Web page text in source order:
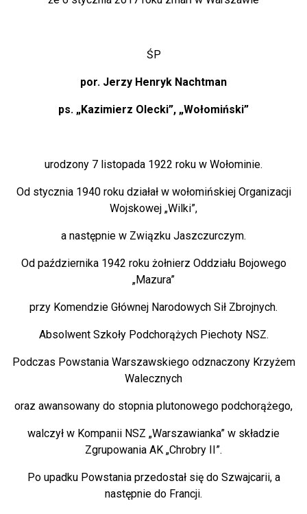
ŚP
por. Jerzy Henryk Nachtman
ps. „Kazimierz Olecki”, „Wołomiński”
urodzony 7 listopada 1922 roku w Wołominie.
Od stycznia 1940 roku działał w wołomińskiej Organizacji
Wojskowej „Wilki”,
a następnie w Związku Jaszczurczym.
Od października 1942 roku żołnierz Oddziału Bojowego
„Mazura”
przy Komendzie Głównej Narodowych Sił Zbrojnych.
Absolwent Szkoły Podchorążych Piechoty NSZ.
Podczas Powstania Warszawskiego odznaczony Krzyżem
Walecznych
oraz awansowany do stopnia plutonowego podchorążego,
walczył w Kompanii NSZ „Warszawianka” w składzie
Zgrupowania AK „Chrobry II”.
Po upadku Powstania przedostał się do Szwajcarii, a
następnie do Francji.